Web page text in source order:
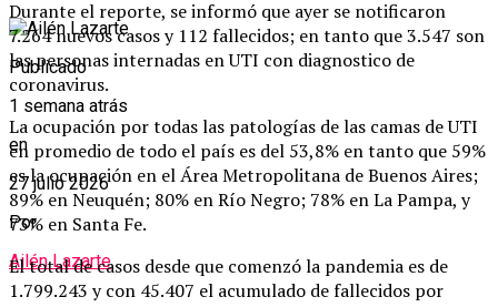
Durante el reporte, se informó que ayer se notificaron
7.264 nuevos casos y 112 fallecidos; en tanto que 3.547 son
las personas internadas en UTI con diagnostico de
coronavirus.
La ocupación por todas las patologías de las camas de UTI
en promedio de todo el país es del 53,8% en tanto que 59%
es la ocupación en el Área Metropolitana de Buenos Aires;
89% en Neuquén; 80% en Río Negro; 78% en La Pampa, y
73% en Santa Fe.
El total de casos desde que comenzó la pandemia es de
1.799.243 y con 45.407 el acumulado de fallecidos por
Publicado
1 semana atrás
en
27 julio 2026
Por
Ailén Lazarte